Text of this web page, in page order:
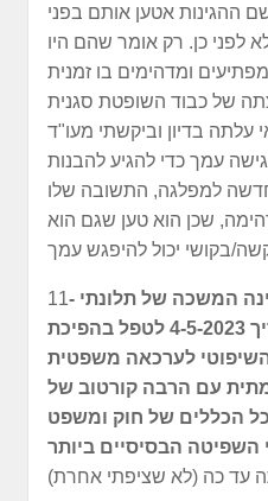
ההגינות אטען אותם בפני
לפני כן. רק אומר שהם היו
של כבוד השופטת סגנית
בדיון וביקשתי מעו"ד
עמך כדי להגיע להבנות
חדשה למפלגה, התשובה שלו
שכן הוא טען שגם הוא
11- יש להדגיש כי הודעה זו הינה המשכה של תלונתי
למבקר המפלגה מתאריך 4-5-2023 לטפל בהפיכת
לערכאה משפטית
עם הרבה קורטוב של
הכללים של חוק ומשפט